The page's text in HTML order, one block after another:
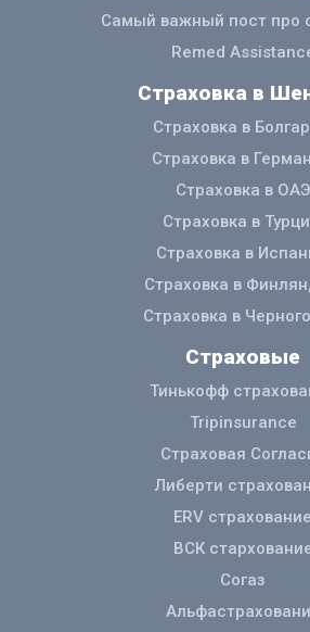
Самый важный пост про
Remed
Страховка в
Страховка в
Страховка в
Страховка в ОАЭ
Страховка в
Страховка в
Страховка в
Страховка в
Страховые
Тинькофф
Tripinsurance
Страховая
Либерти
ERV страхование
ВСК
Согаз